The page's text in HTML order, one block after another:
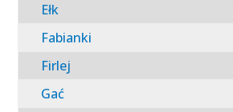
Ełk
Fabianki
Firlej
Gać